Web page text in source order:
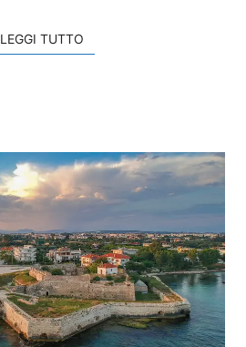
LEGGI TUTTO